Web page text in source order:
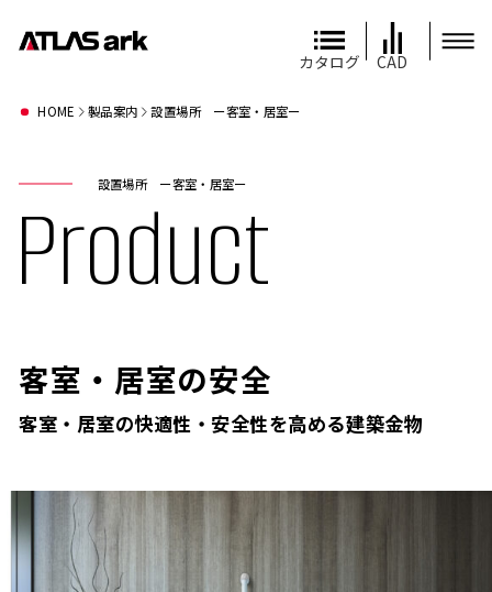
カタログ CAD
HOME 製品案内 設置場所 ー客室・居室ー
設置場所 ー客室・居室ー
Product
客室・居室の安全
客室・居室の快適性・安全性を高める建築金物